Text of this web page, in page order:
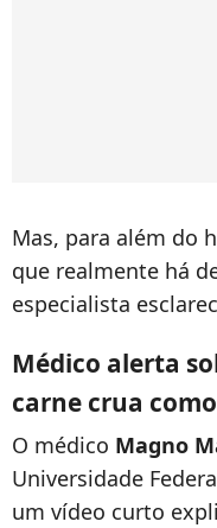
Mas, para além do
que realmente há
especialista
Médico alerta
carne crua
O médico Magno
Universidade
um vídeo curto